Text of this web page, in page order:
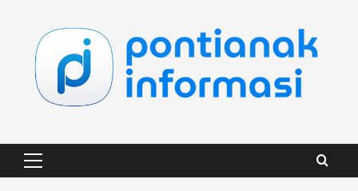
content
Primary